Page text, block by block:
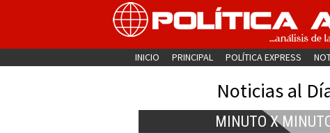
INICIO PRINCIPAL POLÍTICA EXPRESS
Noticias al
MINUTO X